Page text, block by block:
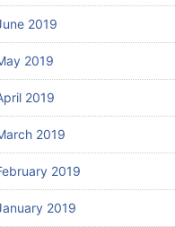
2019
2019
2019
2019
2019
2019